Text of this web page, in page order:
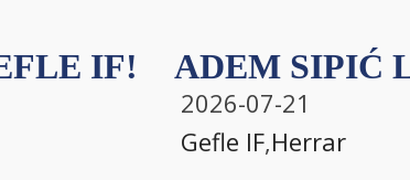
IF! ADEM SIPIĆ
2026-07-21
Gefle IF,Herrar